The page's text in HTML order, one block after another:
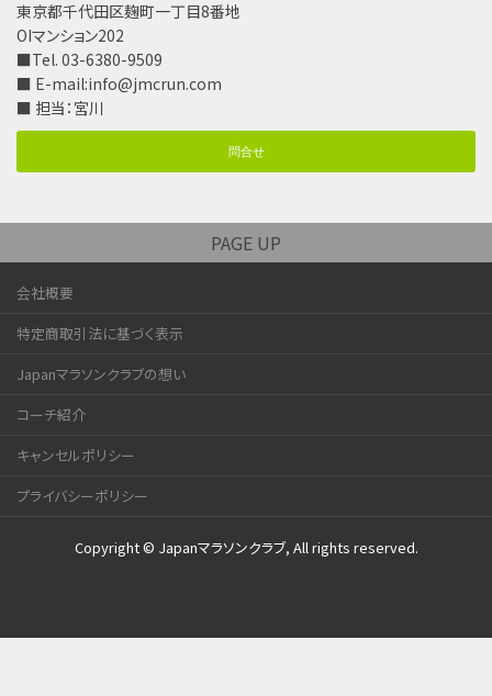
東京都千代田区麹町一丁目8番地
OIマンション202
■Tel. 03-6380-9509
■ E-mail:info@jmcrun.com
■ 担当：宮川
問合せ
PAGE UP
会社概要
特定商取引法に基づく表示
Japanマラソンクラブの想い
コーチ紹介
キャンセルポリシー
プライバシーポリシー
Copyright © Japanマラソンクラブ, All rights reserved.